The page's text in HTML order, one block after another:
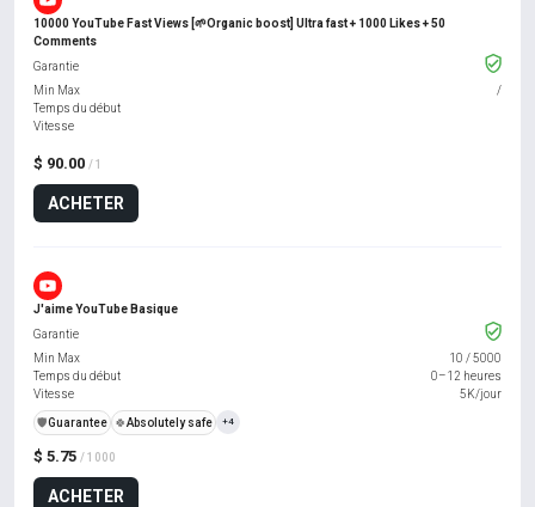
10000 YouTube Fast Views [🌱Organic boost] Ultra fast + 1000 Likes + 50
Comments
$ 90.00 / 1
ACHETER
Garantie
Min Max
/
Temps du début
Vitesse
J'aime YouTube Basique
$ 5.75 / 1000
ACHETER
Garantie
Min Max
10 /5000
Temps du début
0–12 heures
Vitesse
5K/jour
️🛡️Guarantee 🍀Absolutely safe +4